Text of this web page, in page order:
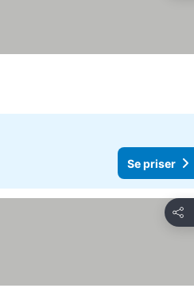
Se priser
Del